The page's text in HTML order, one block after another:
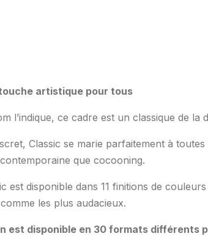
artistique pour tous
l’indique, ce cadre est un classique de la
Classic se marie parfaitement à
que cocooning.
est disponible dans 11 finitions de
les plus audacieux.
est disponible en 30 formats différents